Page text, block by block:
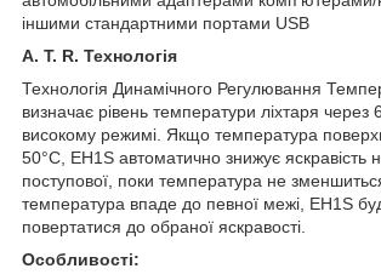
іншими стандартними портами USB
A. T. R. Технологія
Технологія Динамічного Регулювання
визначає рівень температури ліхтаря через
високому режимі. Якщо температура
50°C, EH1S автоматично знижує яскравість
поступової, поки температура не
температура впаде до певної межі, EH1S
повертатися до обраної яскравості.
Особливості: